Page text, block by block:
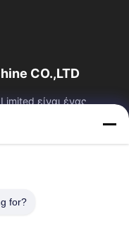
CO.,LTD
είναι ένας
εκτύπωσης
για την...
Εργοστασίων
for?